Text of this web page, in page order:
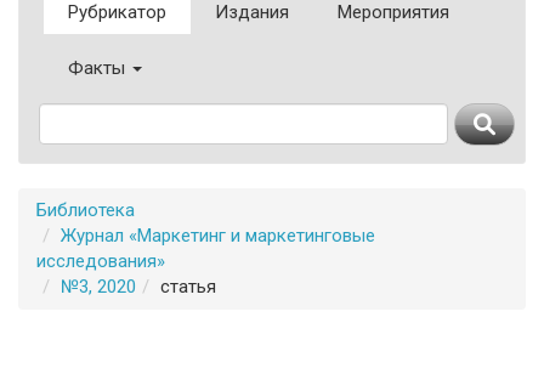
Рубрикатор Издания Мероприятия
Факты
Библиотека
Журнал «Маркетинг и маркетинговые
исследования»
№3, 2020
статья